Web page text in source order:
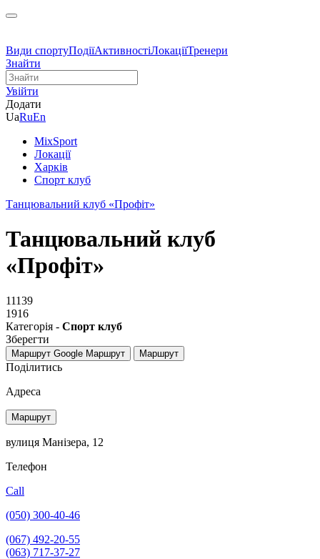
Види спортуПодіїАктивностіЛокаціїТренери
Знайти
Увійти
Додати
UaRuEn
MixSport
Локації
Харків
Спорт клуб
Танцювальний клуб «Профіт»
Танцювальний клуб
«Профіт»
11139
1916
Категорія - Спорт клуб
Зберегти
Маршрут Google Маршрут Маршрут
Поділитись
Адреса
Маршрут
вулиця Манізера, 12
Телефон
Call
(050) 300-40-46
(067) 492-20-55
(063) 717-37-27